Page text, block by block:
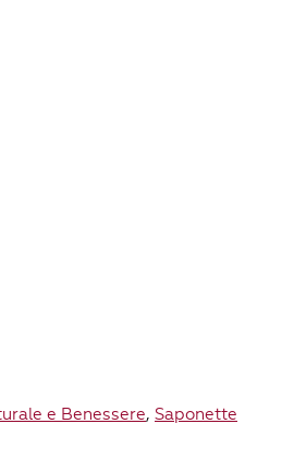
e Benessere, Saponette